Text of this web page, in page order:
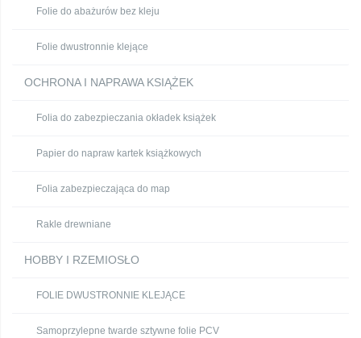
Folie do abażurów bez kleju
Folie dwustronnie klejące
OCHRONA I NAPRAWA KSIĄŻEK
Folia do zabezpieczania okładek książek
Papier do napraw kartek książkowych
Folia zabezpieczająca do map
Rakle drewniane
HOBBY I RZEMIOSŁO
FOLIE DWUSTRONNIE KLEJĄCE
Samoprzylepne twarde sztywne folie PCV